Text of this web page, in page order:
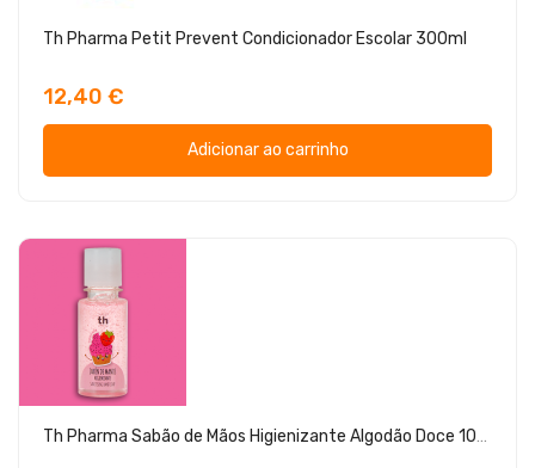
Th Pharma Petit Prevent Condicionador Escolar 300ml
12,40 €
Adicionar ao carrinho
Th Pharma Sabão de Mãos Higienizante Algodão Doce 100ml